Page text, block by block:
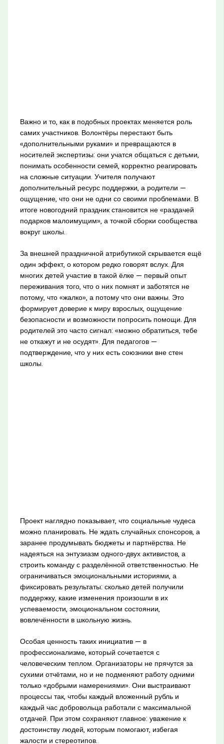
Важно и то, как в подобных проектах меняется роль
самих участников. Волонтёры перестают быть
«дополнительными руками» и превращаются в
носителей экспертизы: они учатся общаться с детьми,
понимать особенности семей, корректно реагировать
на сложные ситуации. Учителя получают
дополнительный ресурс поддержки, а родители —
ощущение, что они не одни со своими проблемами. В
итоге новогодний праздник становится не «раздачей
подарков малоимущим», а точкой сборки сообщества
вокруг школы.
За внешней праздничной атрибутикой скрывается ещё
один эффект, о котором редко говорят вслух. Для
многих детей участие в такой ёлке — первый опыт
переживания того, что о них помнят и заботятся не
потому, что «жалко», а потому что они важны. Это
формирует доверие к миру взрослых, ощущение
безопасности и возможности попросить помощи. Для
родителей это часто сигнал: «можно обратиться, тебе
не откажут и не осудят». Для педагогов —
подтверждение, что у них есть союзники вне стен
школы.
Проект наглядно показывает, что социальные чудеса
можно планировать. Не ждать случайных спонсоров, а
заранее продумывать бюджеты и партнёрства. Не
надеяться на энтузиазм одного-двух активистов, а
строить команду с разделённой ответственностью. Не
ограничиваться эмоциональными историями, а
фиксировать результаты: сколько детей получили
поддержку, какие изменения произошли в их
успеваемости, эмоциональном состоянии,
вовлечённости в школьную жизнь.
Особая ценность таких инициатив — в
профессионализме, который сочетается с
человеческим теплом. Организаторы не прячутся за
сухими отчётами, но и не подменяют работу одними
только «добрыми намерениями». Они выстраивают
процессы так, чтобы каждый вложенный рубль и
каждый час добровольца работали с максимальной
отдачей. При этом сохраняют главное: уважение к
достоинству людей, которым помогают, избегая
жалости и стереотипов.